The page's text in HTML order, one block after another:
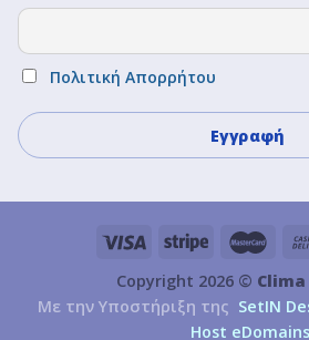
Πολιτική Απορρήτου
Copyright 2026 ©
Με την Υποστήριξη της SetIN
Host eDomains